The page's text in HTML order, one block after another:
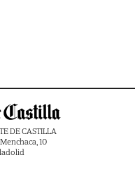
DE CASTILLA
10